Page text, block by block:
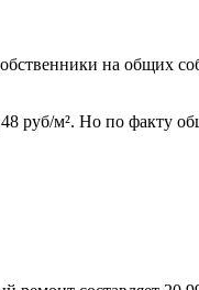
на общих
руб/м². Но по факту